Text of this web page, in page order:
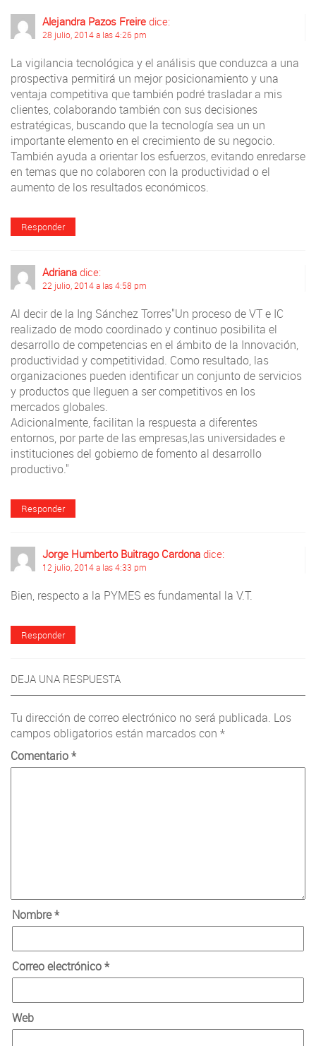
Alejandra Pazos Freire dice:
28 julio, 2014 a las 4:26 pm
La vigilancia tecnológica y el análisis que conduzca a una
prospectiva permitirá un mejor posicionamiento y una
ventaja competitiva que también podré trasladar a mis
clientes, colaborando también con sus decisiones
estratégicas, buscando que la tecnología sea un un
importante elemento en el crecimiento de su negocio.
También ayuda a orientar los esfuerzos, evitando enredarse
en temas que no colaboren con la productividad o el
aumento de los resultados económicos.
Responder
Adriana dice:
22 julio, 2014 a las 4:58 pm
Al decir de la Ing Sánchez Torres"Un proceso de VT e IC
realizado de modo coordinado y continuo posibilita el
desarrollo de competencias en el ámbito de la Innovación,
productividad y competitividad. Como resultado, las
organizaciones pueden identificar un conjunto de servicios
y productos que lleguen a ser competitivos en los
mercados globales.
Adicionalmente, facilitan la respuesta a diferentes
entornos, por parte de las empresas,las universidades e
instituciones del gobierno de fomento al desarrollo
productivo."
Responder
Jorge Humberto Buitrago Cardona dice:
12 julio, 2014 a las 4:33 pm
Bien, respecto a la PYMES es fundamental la V.T.
Responder
DEJA UNA RESPUESTA
Tu dirección de correo electrónico no será publicada. Los
campos obligatorios están marcados con *
Comentario*
Nombre*
Correo electrónico*
Web